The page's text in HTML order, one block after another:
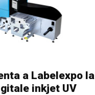
a Labelexpo la
inkjet UV